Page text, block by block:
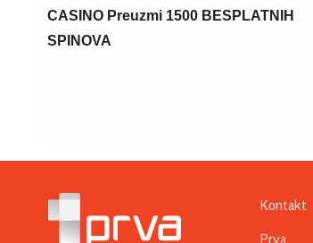
CASINO Preuzmi 1500 BESPLATNIH
SPINOVA
Kontakt
Prva